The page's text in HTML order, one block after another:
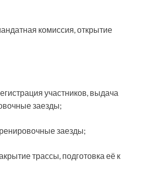
комиссия, открытие
участников, выдача
заезды;
заезды;
трассы, подготовка её к